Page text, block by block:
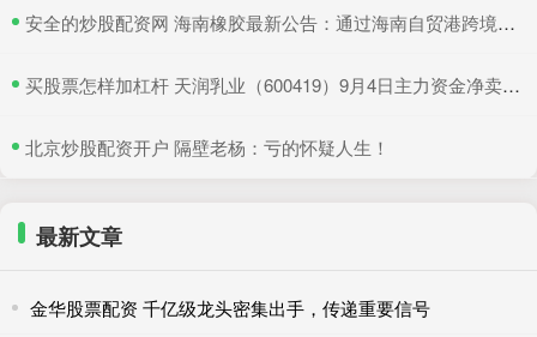
​安全的炒股配资网 海南橡胶最新公告：通过海南自贸港跨境资金集中运营中心认定
​买股票怎样加杠杆 天润乳业（600419）9月4日主力资金净卖出374.43万元
​北京炒股配资开户 隔壁老杨：亏的怀疑人生！
最新文章
金华股票配资 千亿级龙头密集出手，传递重要信号